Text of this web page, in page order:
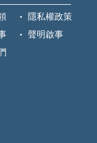
隱私權政策
聲明啟事